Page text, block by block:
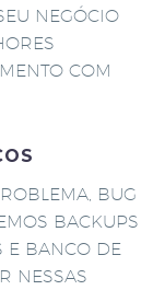
NEGÓCIO
COM
BUG
BACKUPS
E BANCO DE
NESSAS